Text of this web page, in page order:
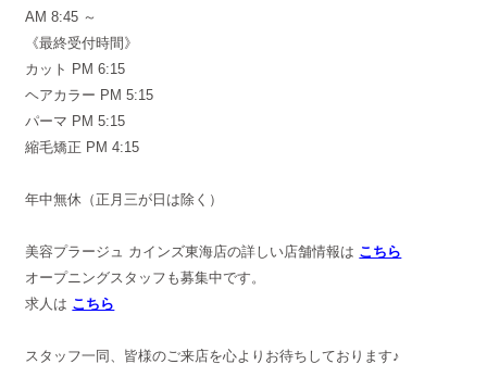
AM 8:45 ～
《最終受付時間》
カット PM 6:15
ヘアカラー PM 5:15
パーマ PM 5:15
縮毛矯正 PM 4:15
年中無休（正月三が日は除く）
美容プラージュ カインズ東海店の詳しい店舗情報は こちら
オープニングスタッフも募集中です。
求人は こちら
スタッフ一同、皆様のご来店を心よりお待ちしております♪